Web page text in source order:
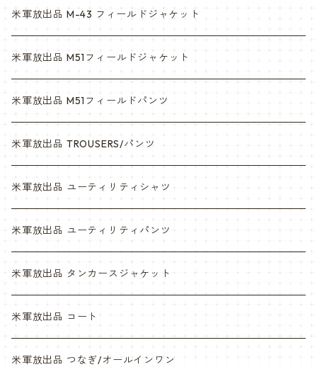
3c
6c
デザート
デザートマーパット
ABU
NWU
マルチカム
3c
6c
デザート
デザートマーパット
ABU
NWU
米軍放出品 M-43 フィールドジャケット
米軍放出品 M51フィールドジャケット
米軍放出品 M51フィールドパンツ
米軍放出品 TROUSERS/パンツ
米軍放出品 ユーティリティシャツ
米軍放出品 ユーティリティパンツ
米軍放出品 タンカースジャケット
米軍放出品 コート
米軍放出品 つなぎ/オールインワン